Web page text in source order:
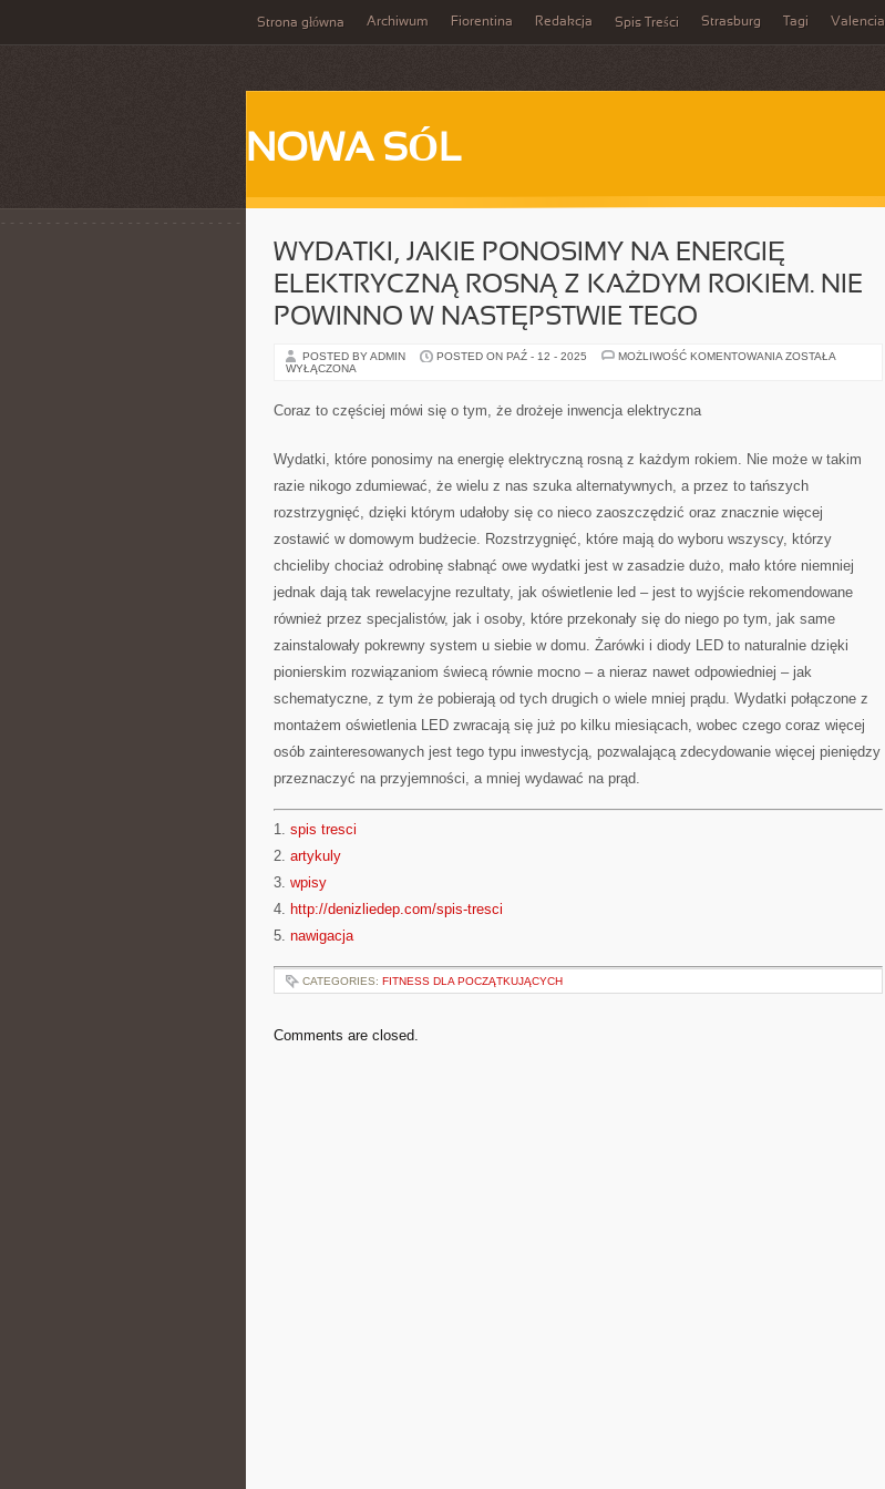
Strona główna Archiwum Fiorentina Redakcja Spis Treści Strasburg Tagi Valencia
NOWA SÓL
WYDATKI, JAKIE PONOSIMY NA ENERGIĘ
ELEKTRYCZNĄ ROSNĄ Z KAŻDYM ROKIEM. NIE
POWINNO W NASTĘPSTWIE TEGO
POSTED BY ADMIN POSTED ON PAŹ - 12 - 2025 MOŻLIWOŚĆ KOMENTOWANIA WYDATKI,
KAŻDYM
ROKIEM.
POWINNO
NASTĘPSTWIE
ZOSTAŁA
WYŁĄCZONA
Coraz to częściej mówi się o tym, że drożeje inwencja elektryczna
Wydatki, które ponosimy na energię elektryczną rosną z każdym rokiem. Nie może w takim
razie nikogo zdumiewać, że wielu z nas szuka alternatywnych, a przez to tańszych
rozstrzygnięć, dzięki którym udałoby się co nieco zaoszczędzić oraz znacznie więcej
zostawić w domowym budżecie. Rozstrzygnięć, które mają do wyboru wszyscy, którzy
chcieliby chociaż odrobinę słabnąć owe wydatki jest w zasadzie dużo, mało które niemniej
jednak dają tak rewelacyjne rezultaty, jak oświetlenie led – jest to wyjście rekomendowane
również przez specjalistów, jak i osoby, które przekonały się do niego po tym, jak same
zainstalowały pokrewny system u siebie w domu. Żarówki i diody LED to naturalnie dzięki
pionierskim rozwiązaniom świecą równie mocno – a nieraz nawet odpowiedniej – jak
schematyczne, z tym że pobierają od tych drugich o wiele mniej prądu. Wydatki połączone z
montażem oświetlenia LED zwracają się już po kilku miesiącach, wobec czego coraz więcej
osób zainteresowanych jest tego typu inwestycją, pozwalającą zdecydowanie więcej pieniędzy
przeznaczyć na przyjemności, a mniej wydawać na prąd.
1. spis tresci
2. artykuly
3. wpisy
4. http://denizliedep.com/spis-tresci
5. nawigacja
CATEGORIES: FITNESS DLA POCZĄTKUJĄCYCH
Comments are closed.